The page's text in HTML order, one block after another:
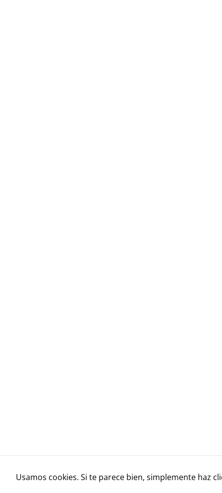
Usamos cookies. Si te parece bien, simplemente haz